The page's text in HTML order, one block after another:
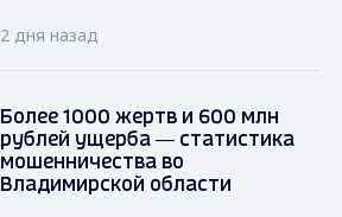
2 дня назад
Более 1000 жертв и 600 млн
рублей ущерба — статистика
мошенничества во
Владимирской области